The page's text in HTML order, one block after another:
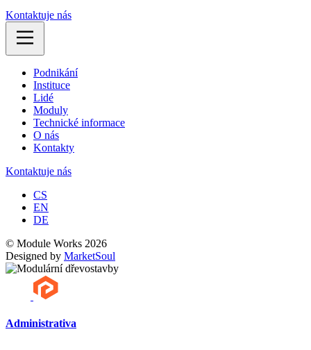
Kontaktuje nás
Podnikání
Instituce
Lidé
Moduly
Technické informace
O nás
Kontakty
Kontaktuje nás
CS
EN
DE
© Module Works 2026
Designed by MarketSoul
Administrativa